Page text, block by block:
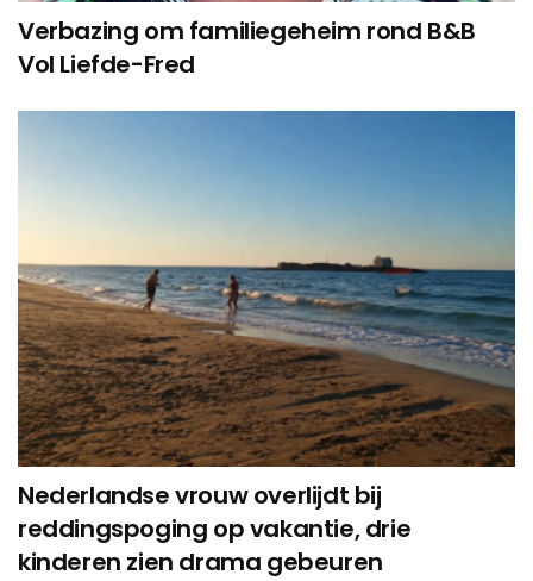
Verbazing om familiegeheim rond B&B
Vol Liefde-Fred
Nederlandse vrouw overlijdt bij
reddingspoging op vakantie, drie
kinderen zien drama gebeuren